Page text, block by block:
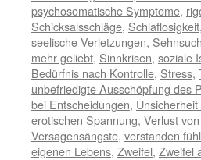
psychosomatische Symptome,
Schicksalsschläge, Schlaflosigkeit,
seelische Verletzungen,
mehr geliebt, Sinnkrisen, soziale
Bedürfnis nach Kontrolle, Stress,
unbefriedigte Ausschöpfung des
bei Entscheidungen,
erotischen Spannung, Verlust
Versagensängste, verstanden
eigenen Lebens, Zweifel, Zweifel